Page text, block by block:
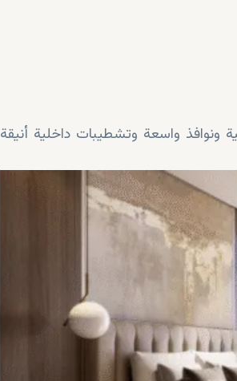
ونوافذ واسعة وتشطيبات داخلية أنيقة